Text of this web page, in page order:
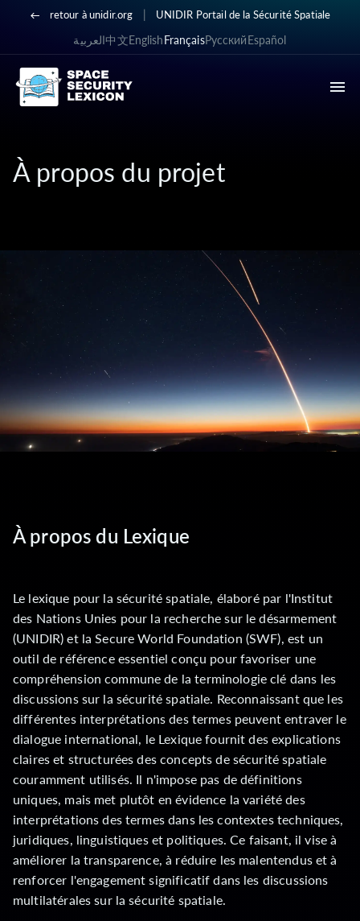
retour à unidir.org | UNIDIR Portail de la Sécurité Spatiale
العربية中文EnglishFrançaisРусскийEspañol
À propos du projet
À propos du Lexique
Le lexique pour la sécurité spatiale, élaboré par l'Institut
des Nations Unies pour la recherche sur le désarmement
(UNIDIR) et la Secure World Foundation (SWF), est un
outil de référence essentiel conçu pour favoriser une
compréhension commune de la terminologie clé dans les
discussions sur la sécurité spatiale. Reconnaissant que les
différentes interprétations des termes peuvent entraver le
dialogue international, le Lexique fournit des explications
claires et structurées des concepts de sécurité spatiale
couramment utilisés. Il n'impose pas de définitions
uniques, mais met plutôt en évidence la variété des
interprétations des termes dans les contextes techniques,
juridiques, linguistiques et politiques. Ce faisant, il vise à
améliorer la transparence, à réduire les malentendus et à
renforcer l'engagement significatif dans les discussions
multilatérales sur la sécurité spatiale.